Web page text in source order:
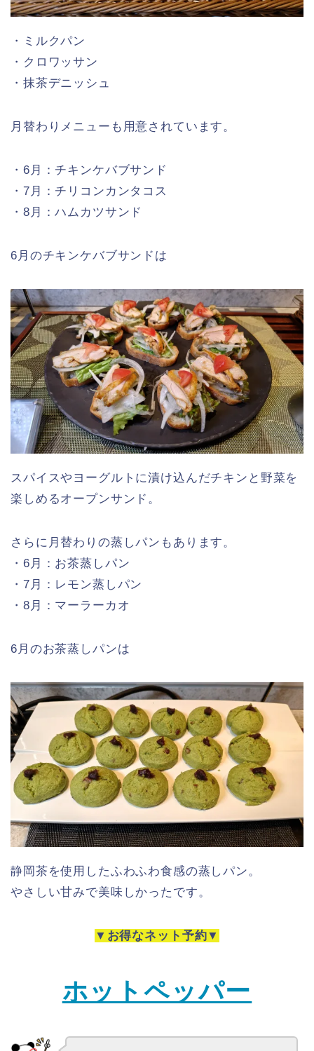
・ミルクパン
・クロワッサン
・抹茶デニッシュ
月替わりメニューも用意されています。
・6月：チキンケバブサンド
・7月：チリコンカンタコス
・8月：ハムカツサンド
6月のチキンケバブサンドは
スパイスやヨーグルトに漬け込んだチキンと野菜を
楽しめるオープンサンド。
さらに月替わりの蒸しパンもあります。
・6月：お茶蒸しパン
・7月：レモン蒸しパン
・8月：マーラーカオ
6月のお茶蒸しパンは
静岡茶を使用したふわふわ食感の蒸しパン。
やさしい甘みで美味しかったです。
▼お得なネット予約▼
ホットペッパー